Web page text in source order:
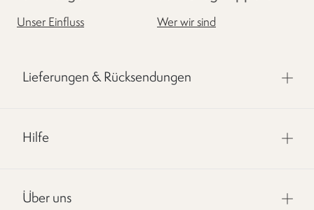
Unser Einfluss Wer wir sind
Lieferungen & Rücksendungen
Hilfe
Über uns